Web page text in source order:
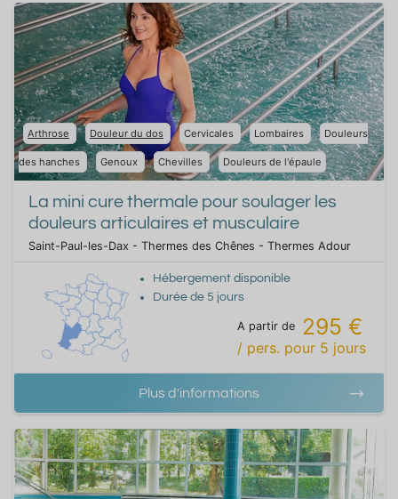
Arthrose Douleur du dos Cervicales Lombaires Douleurs
des hanches Genoux Chevilles Douleurs de l'épaule
La mini cure thermale pour soulager les
douleurs articulaires et musculaire
Saint-Paul-les-Dax - Thermes des Chênes - Thermes Adour
Hébergement disponible
Durée de 5 jours
A partir de 295 €
/ pers. pour 5 jours
Plus d'informations